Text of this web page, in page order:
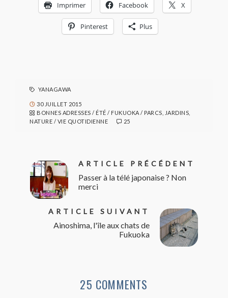
Imprimer Facebook X
Pinterest Plus
YANAGAWA
30 JUILLET 2015
BONNES ADRESSES / ÉTÉ / FUKUOKA / PARCS, JARDINS,
NATURE / VIE QUOTIDIENNE 25
ARTICLE PRÉCÉDENT
Passer à la télé japonaise ? Non
merci
ARTICLE SUIVANT
Ainoshima, l'île aux chats de
Fukuoka
25 COMMENTS